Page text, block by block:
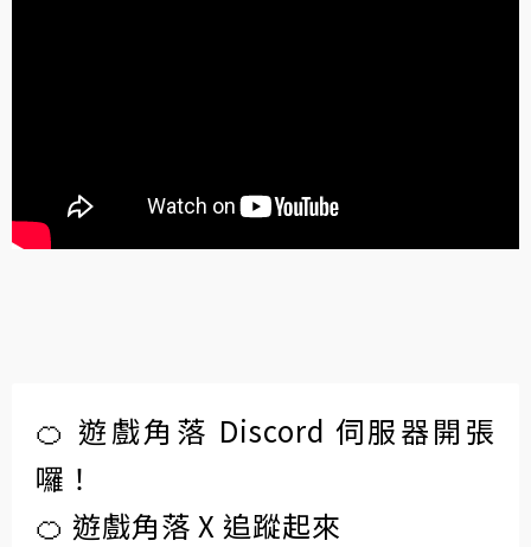
🍊 遊戲角落 Discord 伺服器開張
囉！
🍊 遊戲角落 X 追蹤起來